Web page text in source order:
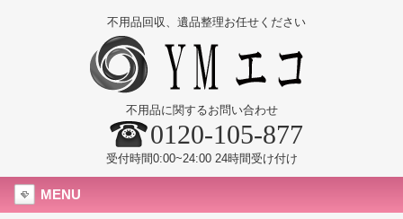
不用品回収、遺品整理お任せください
不用品に関するお問い合わせ
0120-105-877
受付時間0:00~24:00 24時間受け付け
MENU